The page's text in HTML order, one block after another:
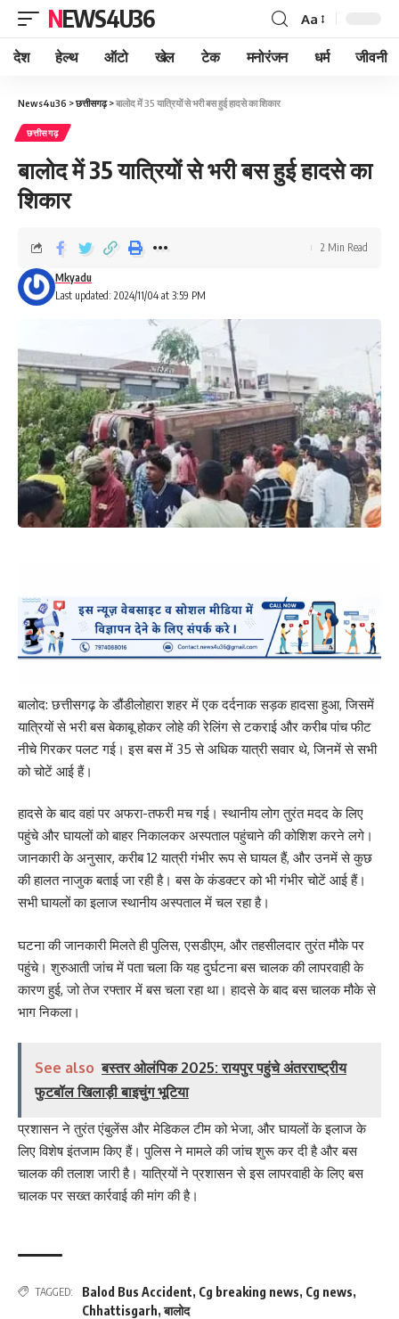
NEWS4U36 Aa
देश हेल्थ ऑटो खेल टेक मनोरंजन धर्म जीवनी
News4u36 >छत्तीसगढ़>बालोद में 35 यात्रियों से भरी बस हुई हादसे का शिकार
छत्तीसगढ़
बालोद में 35 यात्रियों से भरी बस हुई हादसे का
शिकार
Last updated: 2024/11/04 at 3:59 PM
Mkyadu
2 Min Read
बालोद: छत्तीसगढ़ के डौंडीलोहारा शहर में एक दर्दनाक सड़क हादसा हुआ, जिसमें
यात्रियों से भरी बस बेकाबू होकर लोहे की रेलिंग से टकराई और करीब पांच फीट
नीचे गिरकर पलट गई। इस बस में 35 से अधिक यात्री सवार थे, जिनमें से सभी
को चोटें आई हैं।
हादसे के बाद वहां पर अफरा-तफरी मच गई। स्थानीय लोग तुरंत मदद के लिए
पहुंचे और घायलों को बाहर निकालकर अस्पताल पहुंचाने की कोशिश करने लगे।
जानकारी के अनुसार, करीब 12 यात्री गंभीर रूप से घायल हैं, और उनमें से कुछ
की हालत नाजुक बताई जा रही है। बस के कंडक्टर को भी गंभीर चोटें आई हैं।
सभी घायलों का इलाज स्थानीय अस्पताल में चल रहा है।
घटना की जानकारी मिलते ही पुलिस, एसडीएम, और तहसीलदार तुरंत मौके पर
पहुंचे। शुरुआती जांच में पता चला कि यह दुर्घटना बस चालक की लापरवाही के
कारण हुई, जो तेज रफ्तार में बस चला रहा था। हादसे के बाद बस चालक मौके से
भाग निकला।
See also बस्तर ओलंपिक 2025: रायपुर पहुंचे अंतरराष्ट्रीय
फुटबॉल खिलाड़ी बाइचुंग भूटिया
प्रशासन ने तुरंत एंबुलेंस और मेडिकल टीम को भेजा, और घायलों के इलाज के
लिए विशेष इंतजाम किए हैं। पुलिस ने मामले की जांच शुरू कर दी है और बस
चालक की तलाश जारी है। यात्रियों ने प्रशासन से इस लापरवाही के लिए बस
चालक पर सख्त कार्रवाई की मांग की है।
TAGGED: Balod Bus Accident, Cg breaking news, Cg news,
Chhattisgarh,बालोद